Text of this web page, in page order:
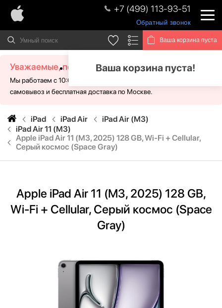
+7 (499) 113-93-51
Обратный звонок
Ваша корзина пуста
Ваша корзина пуста!
Уважаемые, посетители!
Мы работаем с 10:00 - 21:00 без выходных. Для Вас доступен
самовывоз и бесплатная доставка по Москве.
iPad iPad Air
iPad Air (M3)
iPad Air 11 (M3)
Apple iPad Air 11 (M3, 2025) 128 GB, Wi-Fi + Cellular,
Серый космос (Space Gray)
Apple iPad Air 11 (M3, 2025) 128 GB,
Wi-Fi + Cellular, Серый космос (Space
Gray)